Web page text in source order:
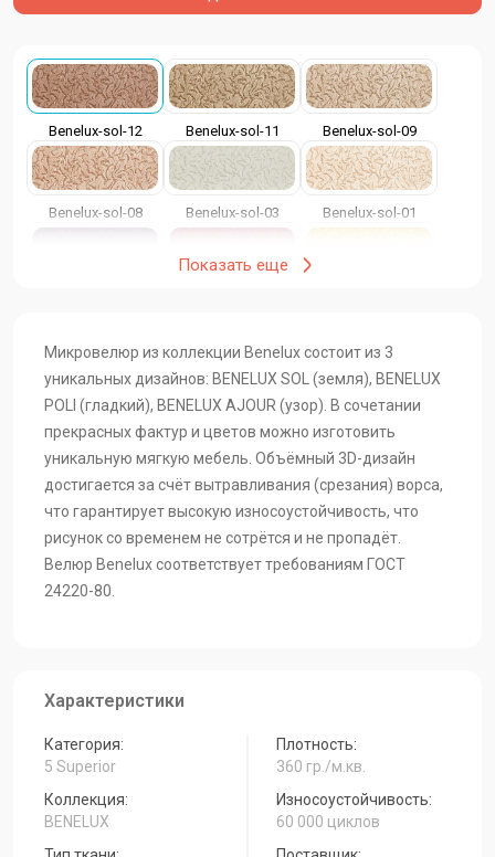
Benelux-sol-12 Benelux-sol-11 Benelux-sol-09
Benelux-sol-08 Benelux-sol-03 Benelux-sol-01
Benelux-sol-14 Benelux-poli-12 Benelux-poli-11
Benelux-poli-09 Benelux-poli-08 Benelux-poli-01
Benelux-06-Рoli Benelux-22-Рoli Benelux-22-Аjour
Benelux-19-Рoli Benelux-19-Аjour
Показать еще
Микровелюр из коллекции Benelux состоит из 3
уникальных дизайнов: BENELUX SOL (земля), BENELUX
POLI (гладкий), BENELUX AJOUR (узор). В сочетании
прекрасных фактур и цветов можно изготовить
уникальную мягкую мебель. Объёмный 3D-дизайн
достигается за счёт вытравливания (срезания) ворса,
что гарантирует высокую износоустойчивость, что
рисунок со временем не сотрётся и не пропадёт.
Велюр Benelux соответствует требованиям ГОСТ
24220-80.
Характеристики
Категория:
5 Superior
Плотность:
360 гр./м.кв.
Коллекция:
BENELUX
Износоустойчивость:
60 000 циклов